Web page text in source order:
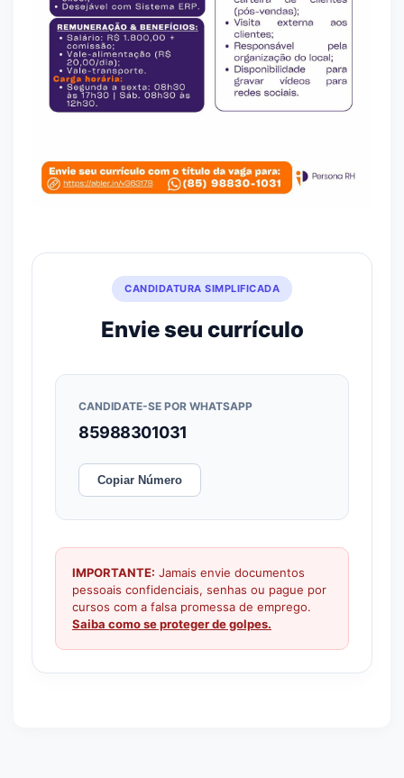
CANDIDATURA SIMPLIFICADA
Envie seu currículo
CANDIDATE-SE POR WHATSAPP
85988301031
Copiar Número
IMPORTANTE: Jamais envie documentos
pessoais confidenciais, senhas ou pague por
cursos com a falsa promessa de emprego.
Saiba como se proteger de golpes.